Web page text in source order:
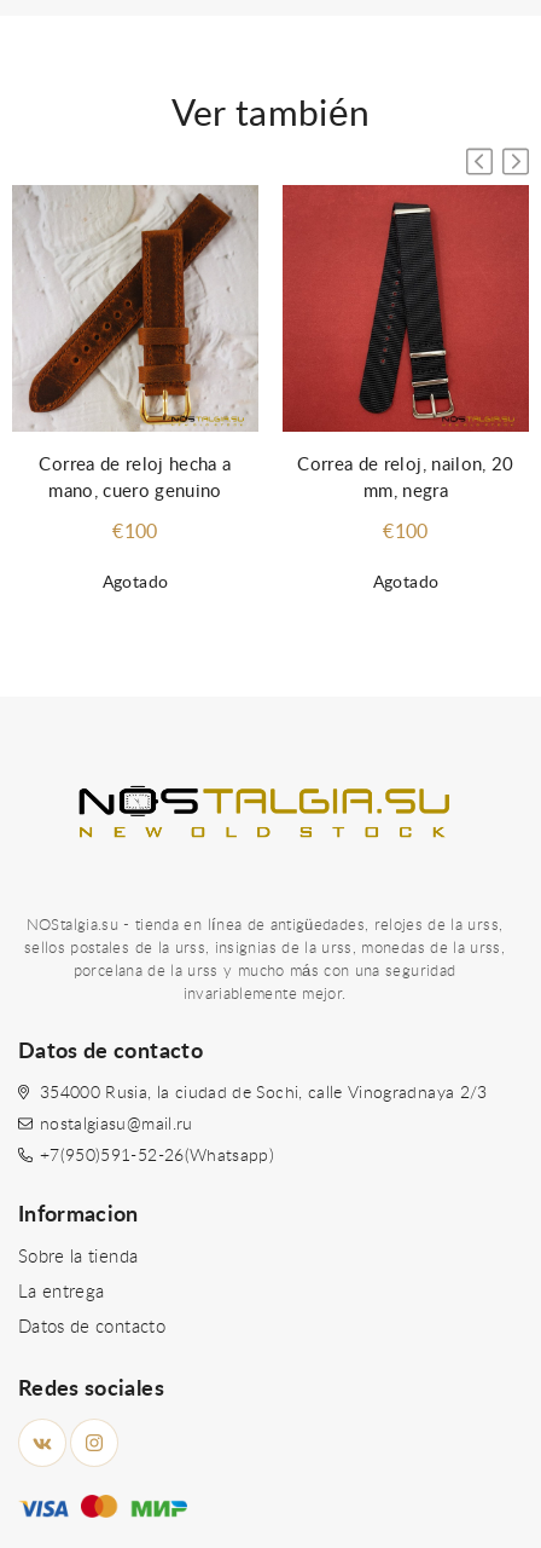
Ver también
Agotado
Correa de reloj hecha a
mano, cuero genuino
€100
Agotado
Correa de reloj, nailon, 20
mm, negra
€100
NOStalgia.su - tienda en línea de antigüedades, relojes de la urss,
sellos postales de la urss, insignias de la urss, monedas de la urss,
porcelana de la urss y mucho más con una seguridad
invariablemente mejor.
Datos de contacto
354000 Rusia, la ciudad de Sochi, calle Vinogradnaya 2/3
nostalgiasu@mail.ru
+7(950)591-52-26(Whatsapp)
Informacion
Sobre la tienda
La entrega
Datos de contacto
Redes sociales